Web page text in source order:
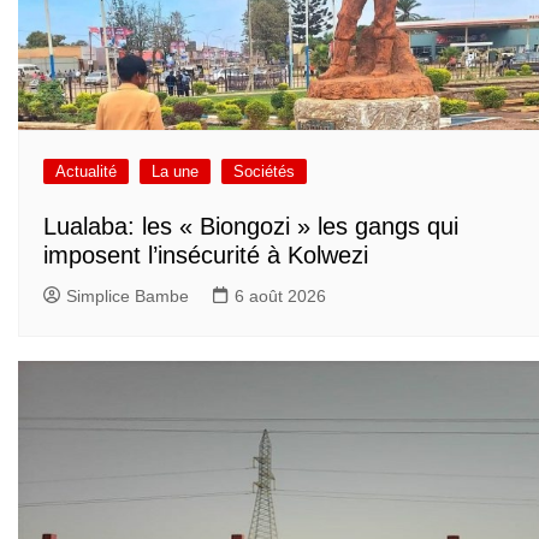
Actualité La une Sociétés
Lualaba: les « Biongozi » les gangs qui
imposent l’insécurité à Kolwezi
Simplice Bambe 6 août 2026